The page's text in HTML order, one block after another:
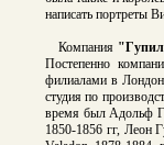
написать портреты
Компания
Постепенно
филиалами в
студия по
время был Адольф
1850-1856 гг, Леон